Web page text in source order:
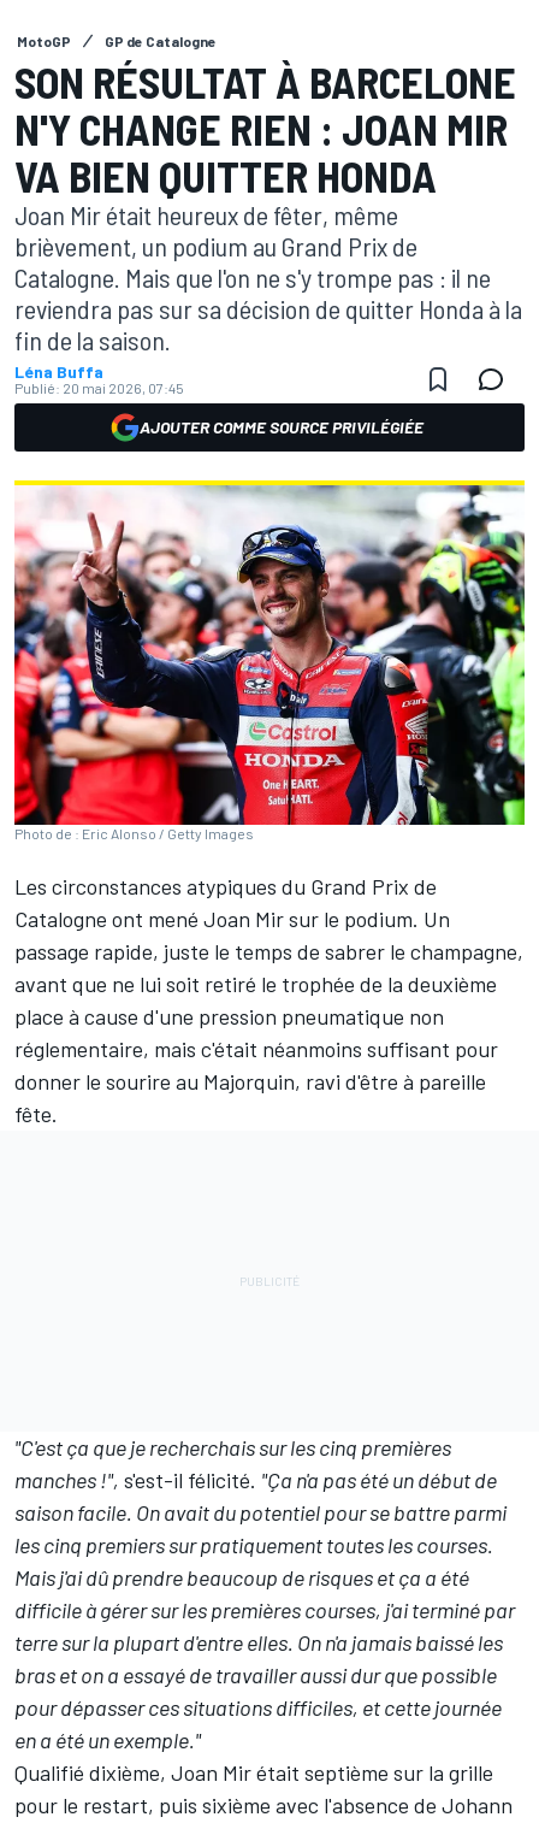
MotoGP GP de Catalogne
SON RÉSULTAT À BARCELONE
N'Y CHANGE RIEN : JOAN MIR
VA BIEN QUITTER HONDA
Joan Mir était heureux de fêter, même
brièvement, un podium au Grand Prix de
Catalogne. Mais que l'on ne s'y trompe pas : il ne
reviendra pas sur sa décision de quitter Honda à la
fin de la saison.
Léna Buffa
Publié: 20 mai 2026, 07:45
AJOUTER COMME SOURCE PRIVILÉGIÉE
Photo de : Eric Alonso / Getty Images
Les circonstances atypiques du Grand Prix de
Catalogne ont mené Joan Mirsur le podium. Un
passage rapide, juste le temps de sabrer le champagne,
avant que ne lui soit retiré le trophée de la deuxième
place à cause d'une pression pneumatique non
réglementaire, mais c'était néanmoins suffisant pour
donner le sourire au Majorquin, ravi d'être à pareille
fête.
"C'est ça que je recherchais sur les cinq premières
manches!", s'est-il félicité. "Ça n'a pas été un début de
saison facile. On avait du potentiel pour se battre parmi
les cinq premiers surpratiquement toutes les courses.
Mais j'ai dû prendre beaucoup de risques et ça a été
difficile à gérer sur les premières courses, j'ai terminé par
terre sur la plupart d'entre elles. On n'a jamais baissé les
bras et on a essayé de travailler aussi dur que possible
pour dépasser ces situations difficiles, et cette journée
en a été un exemple."
Qualifié dixième, Joan Mir était septième sur la grille
pour le restart, puis sixième avec l'absence de Johann